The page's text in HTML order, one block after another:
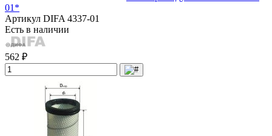
01*
Артикул DIFA 4337-01
Есть в наличии
562 ₽